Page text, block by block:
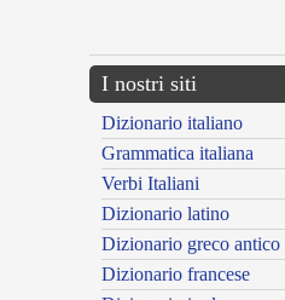
I nostri siti
Dizionario italiano
Grammatica italiana
Verbi Italiani
Dizionario latino
Dizionario greco antico
Dizionario francese